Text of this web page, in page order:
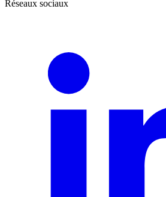
Réseaux sociaux